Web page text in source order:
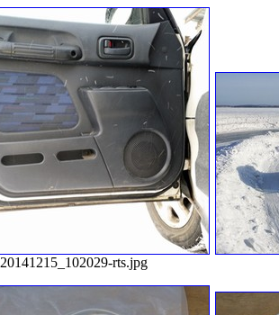
20141215_102029-rts.jpg